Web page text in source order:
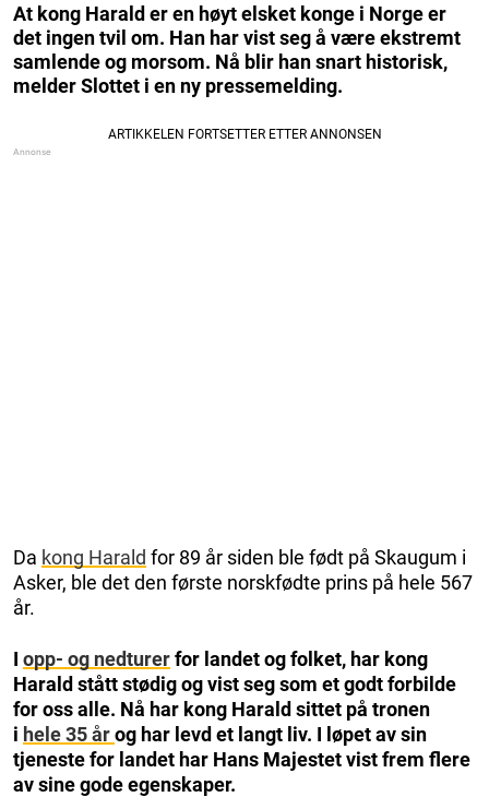
At kong Harald er en høyt elsket konge i Norge er
det ingen tvil om. Han har vist seg å være ekstremt
samlende og morsom. Nå blir han snart historisk,
melder Slottet i en ny pressemelding.
Da kong Harald for 89 år siden ble født på Skaugum i
Asker, ble det den første norskfødte prins på hele 567
år.
I opp- og nedturerfor landet og folket, har kong
Harald stått stødig og vist seg som et godt forbilde
for oss alle. Nå har kong Harald sittet på tronen
i hele 35 årog har levd et langt liv. I løpet av sin
tjeneste for landet har Hans Majestet vist frem flere
av sine gode egenskaper.